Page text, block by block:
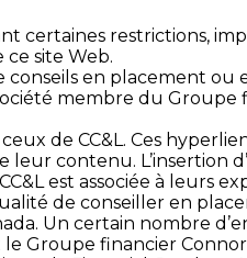
certaines restrictions,
site Web.
en placement ou
membre du Groupe
de CC&L. Ces
contenu. L’insertion
est associée à leurs
de conseiller en
Un certain nombre
Groupe financier